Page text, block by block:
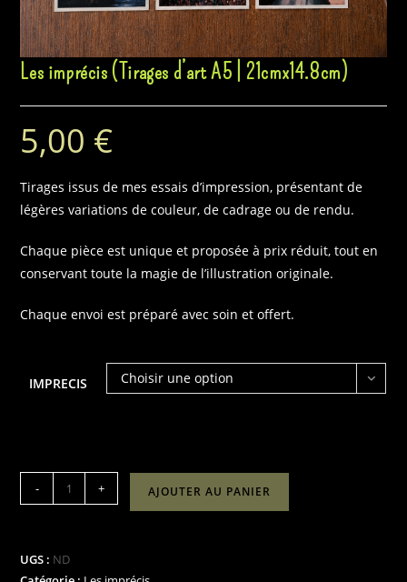
Les imprécis (Tirages d’art A5 | 21cmx14.8cm)
5,00 €
Tirages issus de mes essais d’impression, présentant de
légères variations de couleur, de cadrage ou de rendu.
Chaque pièce est unique et proposée à prix réduit, tout en
conservant toute la magie de l’illustration originale.
Chaque envoi est préparé avec soin et offert.
IMPRECIS Choisir une option
quantité
de
(Tirages
- + AJOUTER AU PANIER
UGS : ND